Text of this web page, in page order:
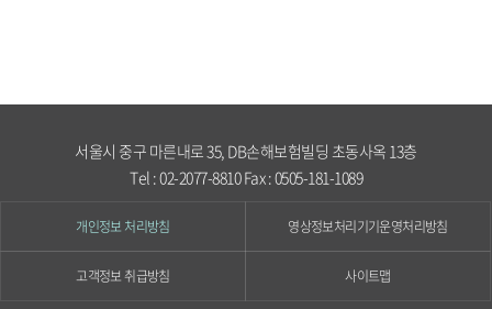
서울시 중구 마른내로 35, DB손해보험빌딩 초동사옥 13층
Tel : 02-2077-8810 Fax : 0505-181-1089
개인정보 처리방침 영상정보처리기기운영처리방침
고객정보 취급방침 사이트맵